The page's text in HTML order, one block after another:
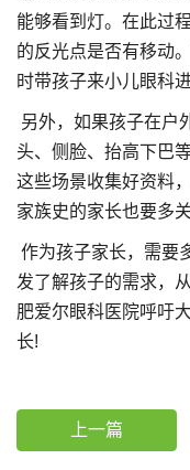
能够看到灯。在此过
的反光点是否有移动
时带孩子来小儿眼科
另外，如果孩子在户
头、侧脸、抬高下巴
这些场景收集好资料
家族史的家长也要多
作为孩子家长，需要
发了解孩子的需求，
肥爱尔眼科医院呼吁
长!
上一篇